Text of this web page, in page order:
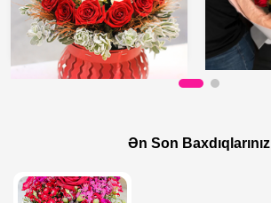
Qırmızı Qutuda Qırmızı Qızılgüllər
Ən Son Baxdıqlarınız